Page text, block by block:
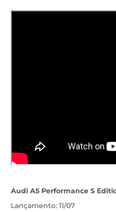
Audi A5 Performance S
Lançamento: 11/07